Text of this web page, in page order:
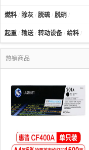
燃料 / 除灰 / 脱硫 / 脱硝 /
起重 / 输送/ 转动设备 / 给料 /
热销商品